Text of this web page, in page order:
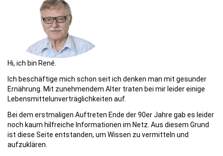
Hi, ich bin René.
Ich beschäftige mich schon seit ich denken man mit gesunder
Ernährung. Mit zunehmendem Alter traten bei mir leider einige
Lebensmittelunverträglichkeiten auf.
Bei dem erstmaligen Auftreten Ende der 90er Jahre gab es leider
noch kaum hilfreiche Informationen im Netz. Aus diesem Grund
ist diese Seite entstanden, um Wissen zu vermitteln und
aufzuklären.